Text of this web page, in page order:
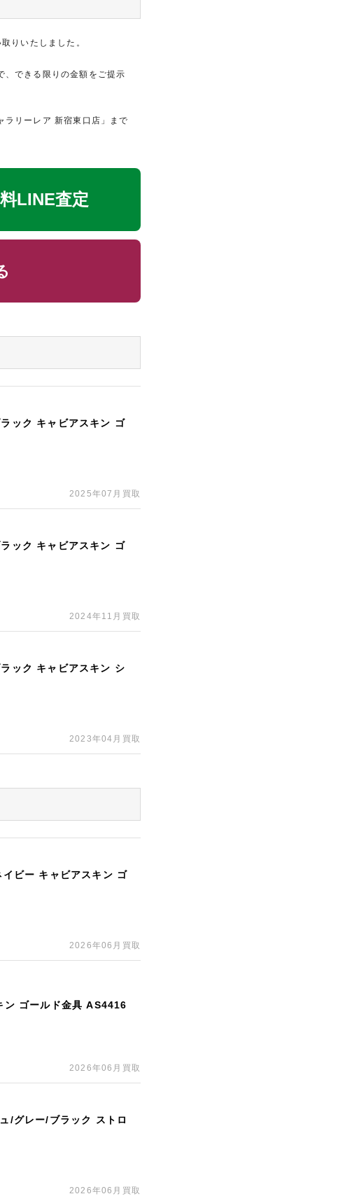
りいたしました。
、できる限りの金額をご提示
ラリーレア 新宿東口店」まで
LINE査定
ック キャビアスキン ゴ
2025年07月買取
ック キャビアスキン ゴ
2024年11月買取
ック キャビアスキン シ
2023年04月買取
ビー キャビアスキン ゴ
2026年06月買取
ン ゴールド金具 AS4416
2026年06月買取
/グレー/ブラック ストロ
2026年06月買取